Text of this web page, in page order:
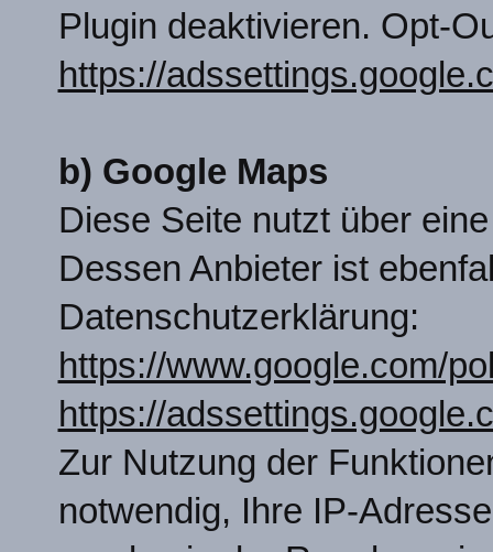
Plugin deaktivieren. Opt-
https://
b) Google Maps
Diese Seite nutzt über
Dessen Anbieter ist
Datenschutzerklärung:
https://www.google.com/
https://
Zur Nutzung der
notwendig, Ihre IP-